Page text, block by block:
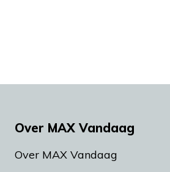
Over MAX Vandaag
Over MAX Vandaag